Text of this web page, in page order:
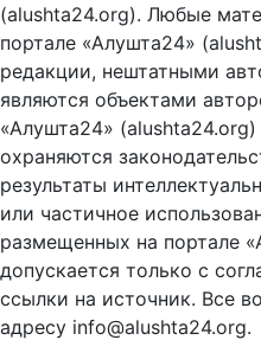
(alushta24.org). Любые
портале «Алушта24»
редакции, нештатными
являются объектами
«Алушта24»
охраняются
результаты
или частичное
размещенных на портале
допускается только с
ссылки на источник. Все
адресу info@alushta24.org.